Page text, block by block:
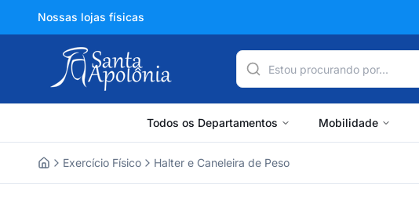
Nossas lojas físicas
Todos os Departamentos Mobilidade
Exercício Físico Halter e Caneleira de Peso